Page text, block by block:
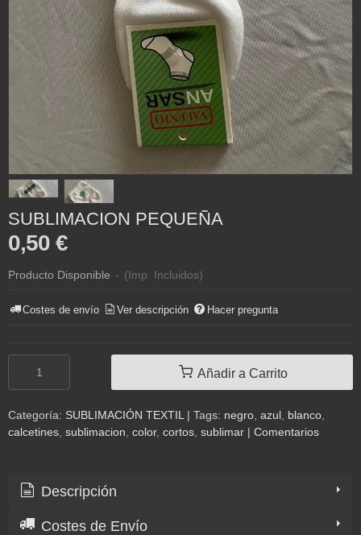
SUBLIMACION PEQUEÑA
0,50 €
Producto Disponible - (Imp. Incluidos)
Costes de envío Ver descripción Hacer pregunta
Añadir a Carrito
Categoría: SUBLIMACIÓN TEXTIL | Tags: negro azul blanco
calcetines sublimacion color cortos sublimar | Comentarios
Descripción
Costes de Envío